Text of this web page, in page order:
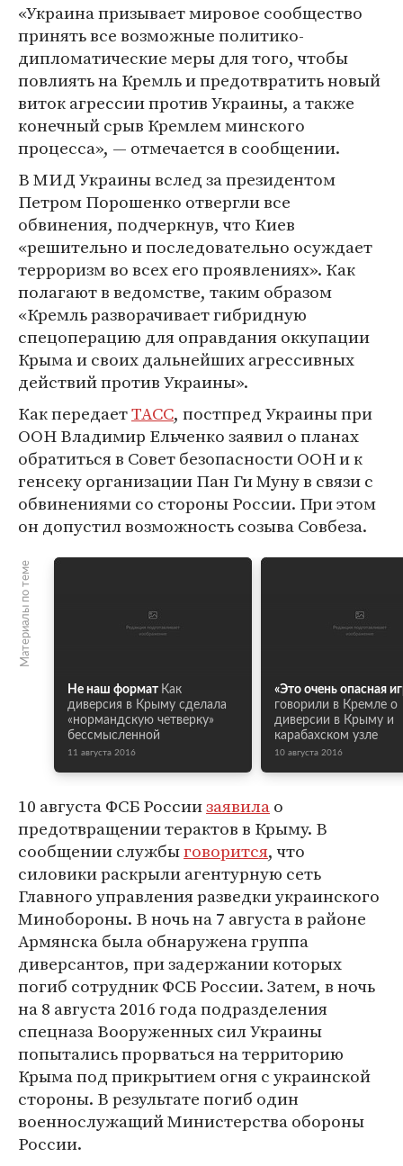
«Украина призывает мировое сообщество
принять все возможные политико-
дипломатические меры для того, чтобы
повлиять на Кремль и предотвратить новый
виток агрессии против Украины, а также
конечный срыв Кремлем минского
процесса», — отмечается в сообщении.
В МИД Украины вслед за президентом
Петром Порошенко отвергли все
обвинения, подчеркнув, что Киев
«решительно и последовательно осуждает
терроризм во всех его проявлениях». Как
полагают в ведомстве, таким образом
«Кремль разворачивает гибридную
спецоперацию для оправдания оккупации
Крыма и своих дальнейших агрессивных
действий против Украины».
Как передаетТАСС, постпред Украины при
ООН Владимир Ельченко заявил о планах
обратиться в Совет безопасности ООН и к
генсеку организации Пан Ги Муну в связи с
обвинениями со стороны России. При этом
он допустил возможность созыва Совбеза.
Материалы по теме
Не наш формат Как
диверсия в Крыму сделала
«нормандскую четверку»
бессмысленной
11 августа 2016
«Это очень опасная
говорили в Кремле о
диверсии в Крыму и
карабахском узле
10 августа 2016
10 августа ФСБ Россиизаявилао
предотвращении терактов в Крыму. В
сообщении службыговорится, что
силовики раскрыли агентурную сеть
Главного управления разведки украинского
Минобороны. В ночь на 7 августа в районе
Армянска была обнаружена группа
диверсантов, при задержании которых
погиб сотрудник ФСБ России. Затем, в ночь
на 8 августа 2016 года подразделения
спецназа Вооруженных сил Украины
попытались прорваться на территорию
Крыма под прикрытием огня с украинской
стороны. В результате погиб один
военнослужащий Министерства обороны
России.